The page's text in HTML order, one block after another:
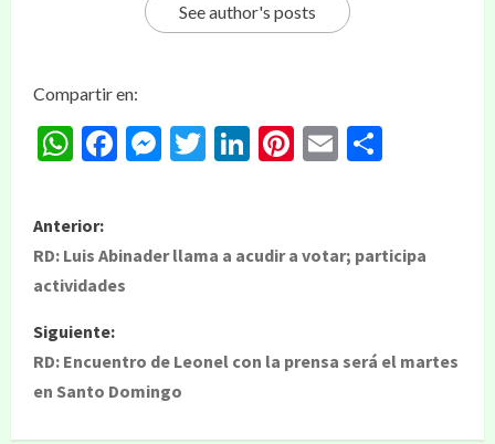
See author's posts
Compartir en:
WhatsApp
Facebook
Messenger
Twitter
LinkedIn
Pinterest
Email
Anterior:
RD: Luis Abinader llama a acudir a votar; participa
actividades
Siguiente:
RD: Encuentro de Leonel con la prensa será el martes
en Santo Domingo